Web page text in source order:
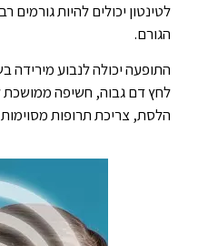
לטינטון יכולים להיות גורמים
הגורם.
התופעה יכולה לנבוע מירידה
לחץ דם גבוה, חשיפה
הלסת, צריכת תרופות מסוימות,